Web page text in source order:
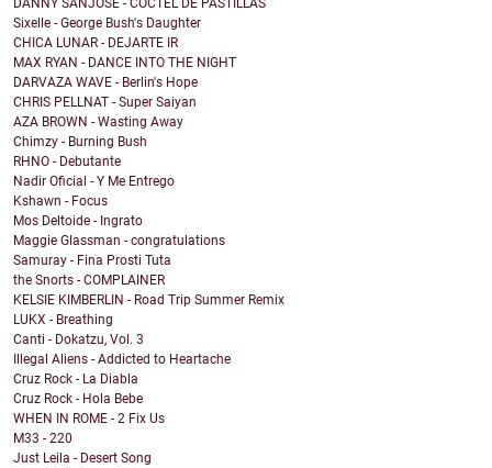
DANNY SANJOSE - CÓCTEL DE PASTILLAS
Sixelle - George Bush's Daughter
CHICA LUNAR - DEJARTE IR
MAX RYAN - DANCE INTO THE NIGHT
DARVAZA WAVE - Berlin's Hope
CHRIS PELLNAT - Super Saiyan
AZA BROWN - Wasting Away
Chimzy - Burning Bush
RHNO - Debutante
Nadir Oficial - Y Me Entrego
Kshawn - Focus
Mos Deltoide - Ingrato
Maggie Glassman - congratulations
Samuray - Fina Prosti Tuta
the Snorts - COMPLAINER
KELSIE KIMBERLIN - Road Trip Summer Remix
LUKX - Breathing
Canti - Dokatzu, Vol. 3
Illegal Aliens - Addicted to Heartache
Cruz Rock - La Diabla
Cruz Rock - Hola Bebe
WHEN IN ROME - 2 Fix Us
M33 - 220
Just Leila - Desert Song